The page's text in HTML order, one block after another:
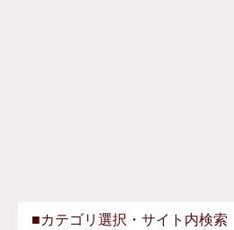
■カテゴリ選択・サイト内検索